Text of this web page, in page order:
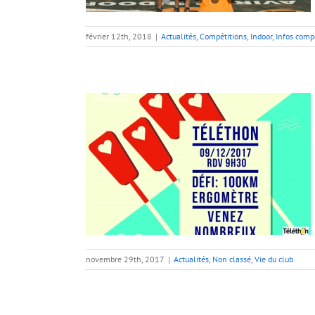
février 12th, 2018 | Actualités, Compétitions, Indoor, Infos
novembre 29th, 2017 | Actualités, Non classé, Vie du club